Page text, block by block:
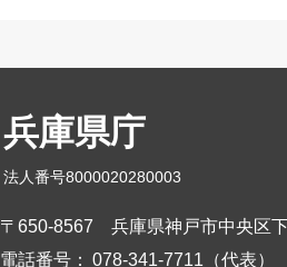
兵庫県庁
法人番号8000020280003
〒650-8567
兵庫県神戸市中央区
電話番号： 078-341-7711（代表）